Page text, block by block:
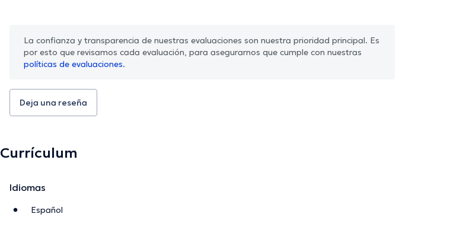
La confianza y transparencia de nuestras evaluaciones son nuestra prioridad principal. Es
por esto que revisamos cada evaluación, para asegurarnos que cumple con nuestras
políticas de evaluaciones.
Deja una reseña
Currículum
Idiomas
Español